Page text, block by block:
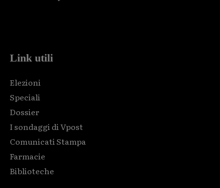
Link utili
Elezioni
Speciali
Dossier
I sondaggi di Vpost
Comunicati Stampa
Farmacie
Biblioteche